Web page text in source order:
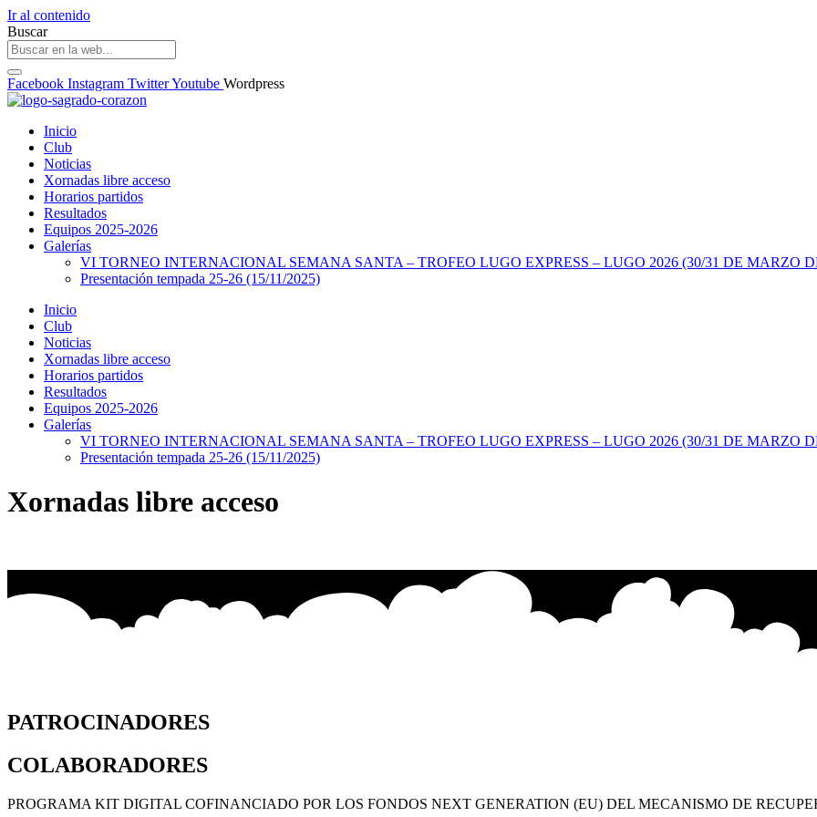
Ir al contenido
Buscar
Facebook Instagram TwitterYoutube Wordpress
Inicio
Club
Noticias
Xornadas libre acceso
Horarios partidos
Resultados
Equipos 2025-2026
Galerías
VI TORNEO INTERNACIONAL SEMANA SANTA – TROFEO LUGO EXPRESS – LUGO 2026 (30/31 DE MARZO
Presentación tempada 25-26 (15/11/2025)
Inicio
Club
Noticias
Xornadas libre acceso
Horarios partidos
Resultados
Equipos 2025-2026
Galerías
VI TORNEO INTERNACIONAL SEMANA SANTA – TROFEO LUGO EXPRESS – LUGO 2026 (30/31 DE MARZO
Presentación tempada 25-26 (15/11/2025)
Xornadas libre acceso
PATROCINADORES
COLABORADORES
PROGRAMA KIT DIGITAL COFINANCIADO POR LOS FONDOS NEXT GENERATION (EU) DEL MECANISMO DE